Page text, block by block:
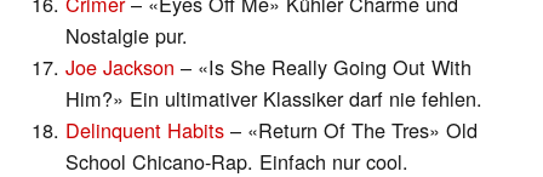
Nostalgie pur.
Joe Jackson – «Is She Really Going Out With
Him?» Ein ultimativer Klassiker darf nie fehlen.
Delinquent Habits– «Return Of The Tres» Old
School Chicano-Rap. Einfach nur cool.